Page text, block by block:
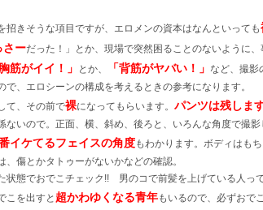
きそうな項目ですが、エロメンの資本はなんといっても
さーだった！」とか、現場で突然困ることのないように、
胸筋がイイ！」 とか、 「背筋がヤバい！」 など、撮影
で、エロシーンの構成を考えるときの参考になります。
て、その前で裸になってもらいます。 パンツは残しま
ないので。正面、横、斜め、後ろと、いろんな角度で撮影
イケてるフェイスの角度もわかります。ボディはも
、傷とかタトゥーがないかなどの確認。
状態でおでこチェック!! 男のコで前髪を上げている人っ
こを出すと 超かわゆくなる青年もいるので、必ずおで